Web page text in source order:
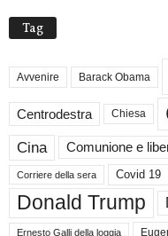
Tag
Avvenire Barack Obama
Centrodestra Chiesa
Cina Comunione e
Corriere della sera Covid 19
Donald Trump
Ernesto Galli della loggia